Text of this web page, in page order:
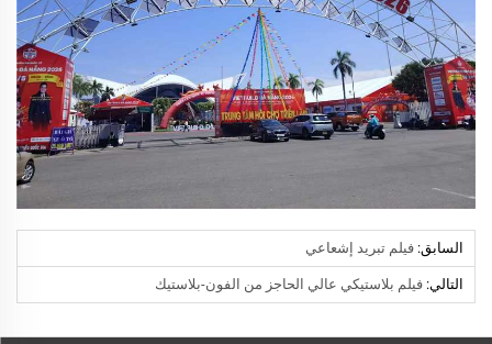
السابق: فيلم تبريد إشعاعي
التالي: فيلم بلاستيكي عالي الحاجز من الفون-بلاستيك